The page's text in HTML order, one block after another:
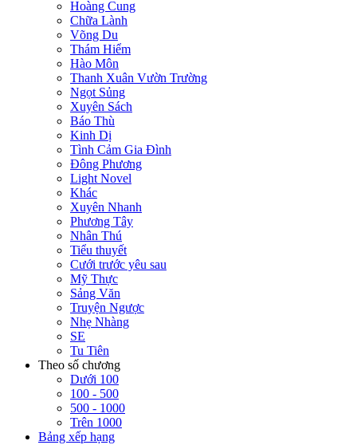
Hoàng Cung
Chữa Lành
Võng Du
Thám Hiểm
Hào Môn
Thanh Xuân Vườn Trường
Ngọt Sủng
Xuyên Sách
Báo Thù
Kinh Dị
Tình Cảm Gia Đình
Đông Phương
Light Novel
Khác
Xuyên Nhanh
Phương Tây
Nhân Thú
Tiểu thuyết
Cưới trước yêu sau
Mỹ Thực
Sảng Văn
Truyện Ngược
Nhẹ Nhàng
SE
Tu Tiên
Theo số chương
Dưới 100
100 - 500
500 - 1000
Trên 1000
Bảng xếp hạng